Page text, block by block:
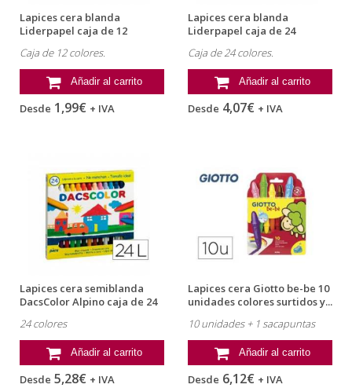
Lapices cera blanda
Liderpapel caja de 12
Caja de 12 colores.
Añadir al carrito
Desde 1,99€ + IVA
Lapices cera blanda
Liderpapel caja de 24
Caja de 24 colores.
Añadir al carrito
Desde 4,07€ + IVA
Lapices cera semiblanda
DacsColor Alpino caja de 24
24 colores
Añadir al carrito
Desde 5,28€ + IVA
Lapices cera Giotto be-be 10
unidades colores surtidos y...
10 unidades + 1 sacapuntas
Añadir al carrito
Desde 6,12€ + IVA